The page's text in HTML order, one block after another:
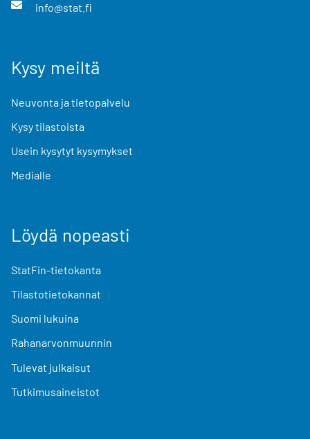
info@stat.fi
Kysy meiltä
Neuvonta ja tietopalvelu
Kysy tilastoista
Usein kysytyt kysymykset
Medialle
Löydä nopeasti
StatFin-tietokanta
Tilastotietokannat
Suomi lukuina
Rahanarvonmuunnin
Tulevat julkaisut
Tutkimusaineistot